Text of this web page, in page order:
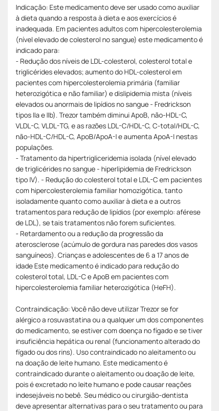
Indicação: Este medicamento deve ser usado como auxiliar
à dieta quando a resposta à dieta e aos exercícios é
inadequada. Em pacientes adultos com hipercolesterolemia
(nível elevado de colesterol no sangue) este medicamento é
indicado para:
- Redução dos níveis de LDL-colesterol, colesterol total e
triglicérides elevados; aumento do HDL-colesterol em
pacientes com hipercolesterolemia primária (familiar
heterozigótica e não familiar) e dislipidemia mista (níveis
elevados ou anormais de lipídios no sangue - Fredrickson
tipos IIa e IIb). Trezor também diminui ApoB, não-HDL-C,
VLDL-C, VLDL-TG, e as razões LDL-C/HDL-C, C-total/HDL-C,
não-HDL-C/HDL-C, ApoB/ApoA-I e aumenta ApoA-I nestas
populações.
- Tratamento da hipertrigliceridemia isolada (nível elevado
de triglicérides no sangue - hiperlipidemia de Fredrickson
tipo IV). - Redução do colesterol total e LDL-C em pacientes
com hipercolesterolemia familiar homozigótica, tanto
isoladamente quanto como auxiliar à dieta e a outros
tratamentos para redução de lipídios (por exemplo: aférese
de LDL), se tais tratamentos não forem suficientes.
- Retardamento ou a redução da progressão da
aterosclerose (acúmulo de gordura nas paredes dos vasos
sanguíneos). Crianças e adolescentes de 6 a 17 anos de
idade Este medicamento é indicado para redução do
colesterol total, LDL-C e ApoB em pacientes com
hipercolesterolemia familiar heterozigótica (HeFH).
Contraindicação: Você não deve utilizar Trezor se for
alérgico a rosuvastatina ou a qualquer um dos componentes
do medicamento, se estiver com doença no fígado e se tiver
insuficiência hepática ou renal (funcionamento alterado do
fígado ou dos rins). Uso contraindicado no aleitamento ou
na doação de leite humano. Este medicamento é
contraindicado durante o aleitamento ou doação de leite,
pois é excretado no leite humano e pode causar reações
indesejáveis no bebê. Seu médico ou cirurgião-dentista
deve apresentar alternativas para o seu tratamento ou para